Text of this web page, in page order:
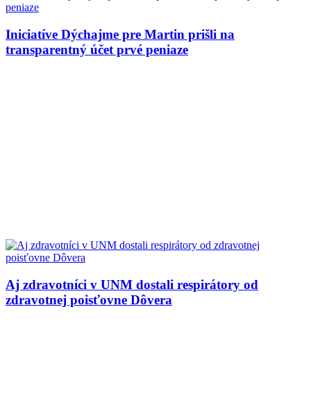
Iniciatíve Dýchajme pre Martin prišli na
transparentný účet prvé peniaze
Aj zdravotníci v UNM dostali respirátory od
zdravotnej poisťovne Dôvera